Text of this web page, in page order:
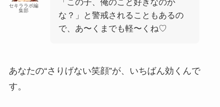
セキララボ編
集部
「この子、俺のこと好きなのか
な？」と警戒されることもあるの
で、あ〜くまでも軽〜くね♡
あなたの“さりげない笑顔”が、いちばん効くんで
す。